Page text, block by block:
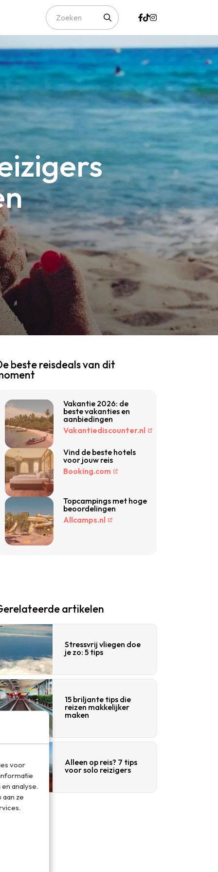
voor
analyse.
ze
beste reisdeals van dit
Vakantie 2026: de
beste vakanties en
aanbiedingen
Vakantiediscounter.nl
Vind de beste hotels
voor jouw reis
Booking.com
Topcampings met hoge
beoordelingen
Allcamps.nl
artikelen
Stressvrij vliegen doe
je zo: 5 tips
15 briljante tips die
reizen makkelijker
maken
Alleen op reis? 7 tips
voor solo reizigers